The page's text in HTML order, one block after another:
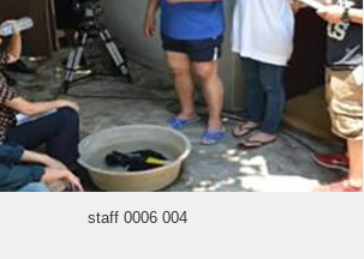
staff 0006 004